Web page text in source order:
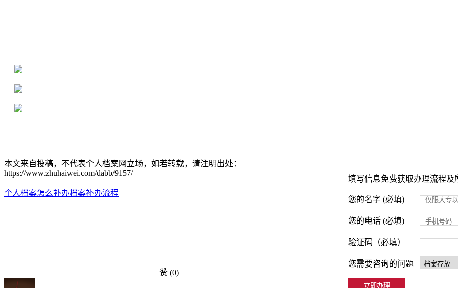
填写信息免费获取办理流程及
您的名字 (必填)
您的电话 (必填)
验证码（必填）
您需要咨询的问题
本文来自投稿，不代表个人档案网立场，如若转载，请注明出处：
https://www.zhuhaiwei.com/dabb/9157/
个人档案怎么补办档案补办流程
赞 (0)